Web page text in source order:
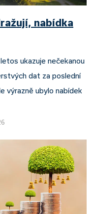
nabídka
ukazuje nečekanou
dat za poslední
výrazně ubylo nabídek